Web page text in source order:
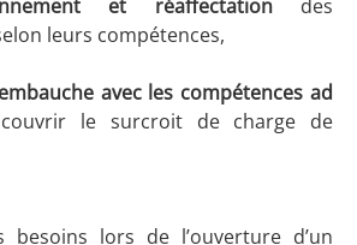
et réaffectationdes
leurs compétences,
avec les compétences ad
le surcroit de charge de
besoins lors de l’ouverture d’un